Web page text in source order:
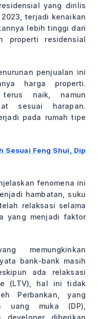
yang dirilis
terjadi kenaikan
lebih tinggi dari
properti residensial
penjualan ini
harga properti.
terus naik, namun
sesuai harapan.
pada rumah tipe
Sesuai Feng Shui, Dip
fenomena ini
hambatan, suku
relaksasi selama
yang menjadi faktor
memungkinkan
bank-bank masih
ada relaksasi
(LTV), hal ini tidak
Perbankan, yang
uang muka (DP),
developer diberikan